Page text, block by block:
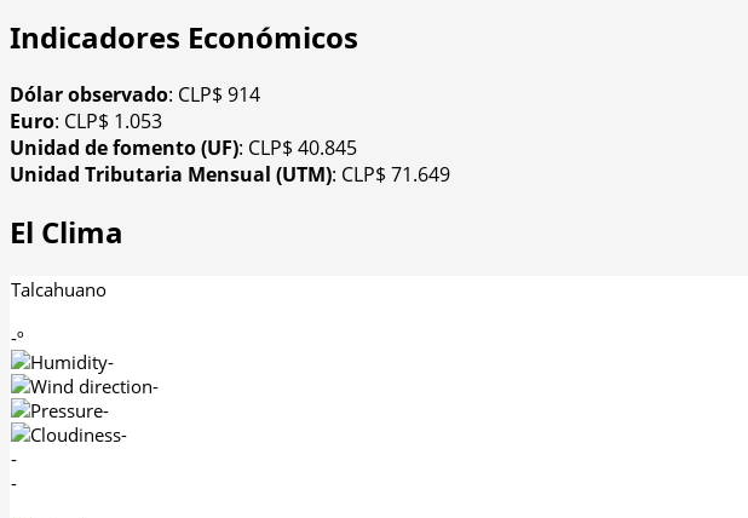
Indicadores Económicos
Dólar observado: CLP$ 914
Euro: CLP$ 1.053
Unidad de fomento (UF): CLP$ 40.845
Unidad Tributaria Mensual (UTM): CLP$ 71.649
El Clima
Talcahuano
-º
-
-
-
-
-
-